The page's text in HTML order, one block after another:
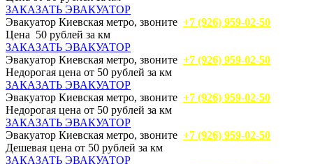
ЗАКАЗАТЬ ЭВАКУАТОР
Эвакуатор Киевская метро, звоните +7 (926) 959-02-50
Цена 50 рублей за км
ЗАКАЗАТЬ ЭВАКУАТОР
Эвакуатор Киевская метро, звоните +7 (926) 959-02-50
Недорогая цена от 50 рублей за км
ЗАКАЗАТЬ ЭВАКУАТОР
Эвакуатор Киевская метро, звоните +7 (926) 959-02-50
Недорогая цена от 50 рублей за км
ЗАКАЗАТЬ ЭВАКУАТОР
Эвакуатор Киевская метро, звоните +7 (926) 959-02-50
Дешевая цена от 50 рублей за км
ЗАКАЗАТЬ ЭВАКУАТОР